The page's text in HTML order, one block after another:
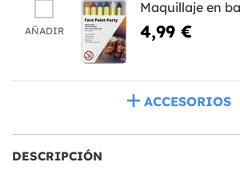
AÑADIR
Maquillaje en
4,99 €
ACCESORIOS
DESCRIPCIÓN